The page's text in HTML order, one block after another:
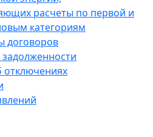
расчеты по первой и
категориям
договоров